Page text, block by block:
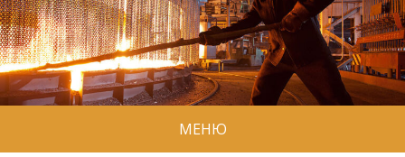
МЕНЮ